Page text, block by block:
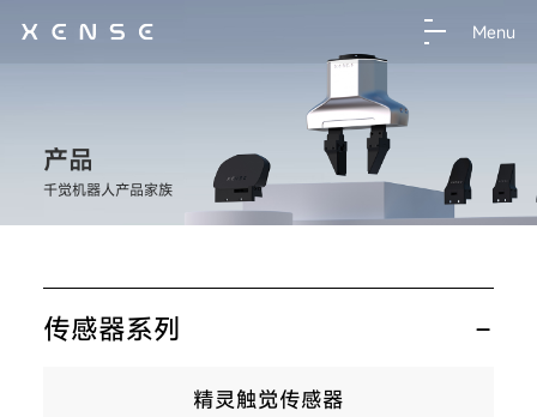
Menu
产品
千觉机器人产品家族
传感器系列
精灵触觉传感器